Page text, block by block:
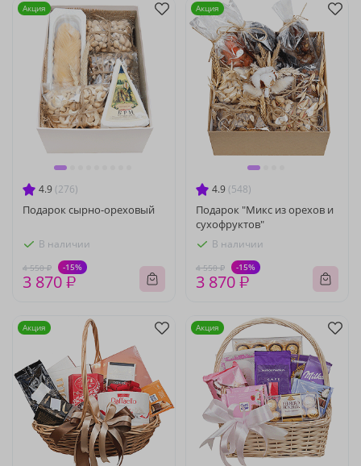
4.9 (276)
Подарок сырно-ореховый
В наличии
4 550 ₽ -15%
3 870 ₽
Акция
4.9 (548)
Подарок "Микс из орехов и
сухофруктов"
В наличии
4 550 ₽ -15%
3 870 ₽
Акция
Акция Акция